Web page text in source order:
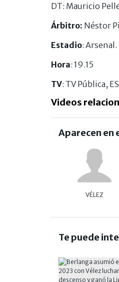
DT: Mauricio
Árbitro: Néstor
Estadio: Arsenal.
Hora: 19.15
TV: TV Pública,
Videos
Aparecen en
VÉLEZ
Te puede